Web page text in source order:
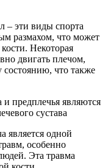
– эти виды спорта
размахом, что может
Некоторая
двигать плечом,
состоянию, что также
является одной
особенно
Эта травма